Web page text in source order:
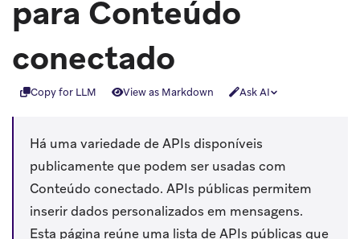
para Conteúdo
conectado
Copy for LLM View as Markdown Ask AI
Há uma variedade de APIs disponíveis
publicamente que podem ser usadas com
Conteúdo conectado. APIs públicas permitem
inserir dados personalizados em mensagens.
Esta página reúne uma lista de APIs públicas que